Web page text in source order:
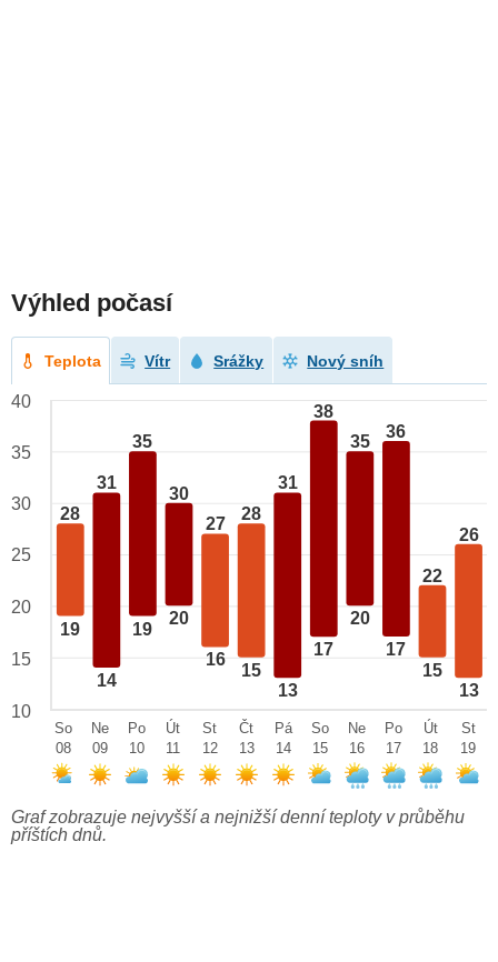
Výhled počasí
Teplota Vítr Srážky Nový sníh
28
19
31
14
35
19
30
20
27
16
28
15
31
13
38
17
35
20
36
17
22
15
26
13
40
35
30
25
20
15
10
So
08
Ne
09
Po
10
Út
11
St
12
Čt
13
Pá
14
So
15
Ne
16
Po
17
Út
18
St
19
Graf zobrazuje nejvyšší a nejnižší denní teploty v průběhu
příštích dnů.